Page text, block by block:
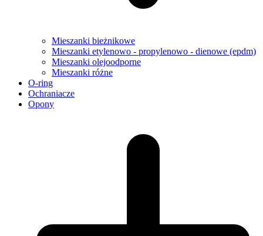
Mieszanki bieżnikowe
Mieszanki etylenowo - propylenowo - dienowe (epdm)
Mieszanki olejoodporne
Mieszanki różne
O-ring
Ochraniacze
Opony